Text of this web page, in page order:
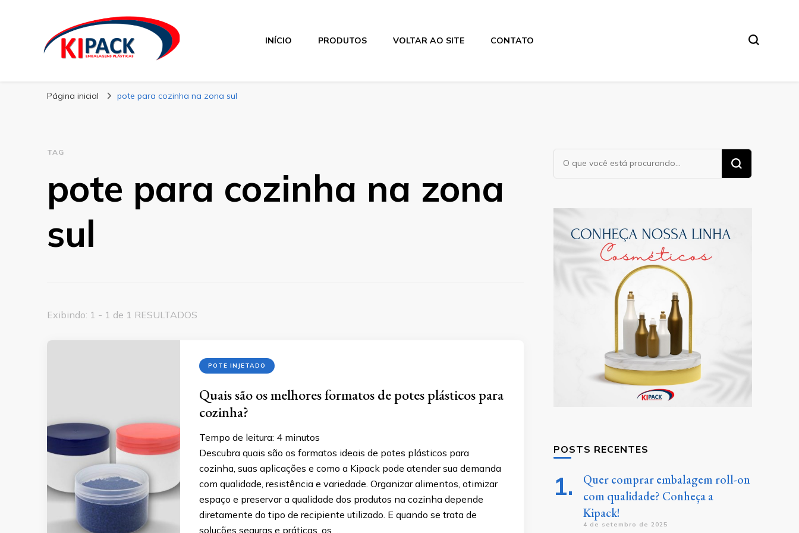
Kipack
INÍCIO PRODUTOS VOLTAR AO SITE CONTATO
Página inicial pote para cozinha na zona sul
TAG
pote para cozinha na zona
sul
Exibindo: 1 - 1 de 1 RESULTADOS
POTE INJETADO
Quais são os melhores formatos de potes plásticos para
cozinha?
Tempo de leitura: 4 minutos
Descubra quais são os formatos ideais de potes plásticos para
cozinha, suas aplicações e como a Kipack pode atender sua demanda
com qualidade, resistência e variedade. Organizar alimentos, otimizar
espaço e preservar a qualidade dos produtos na cozinha depende
diretamente do tipo de recipiente utilizado. E quando se trata de
soluções seguras e práticas, os …
Procurando
algo?
POSTS RECENTES
Quer comprar embalagem roll-on
com qualidade? Conheça a
Kipack!
4 de setembro de 2025